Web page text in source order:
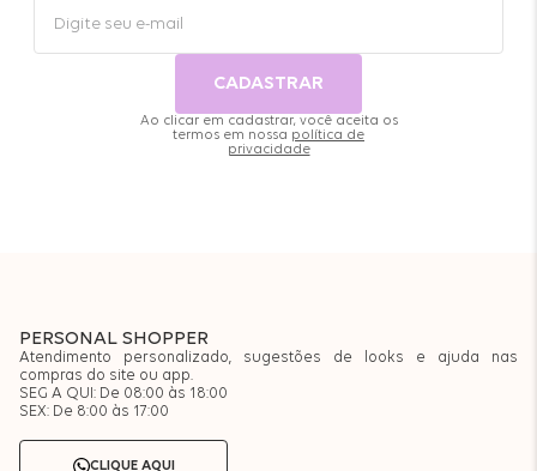
CADASTRAR
Ao clicar em cadastrar, você aceita os
termos em nossa política de
privacidade
PERSONAL SHOPPER
Atendimento personalizado, sugestões de looks e ajuda nas
compras do site ou app.
SEG A QUI: De 08:00 às 18:00
SEX: De 8:00 às 17:00
CLIQUE AQUI